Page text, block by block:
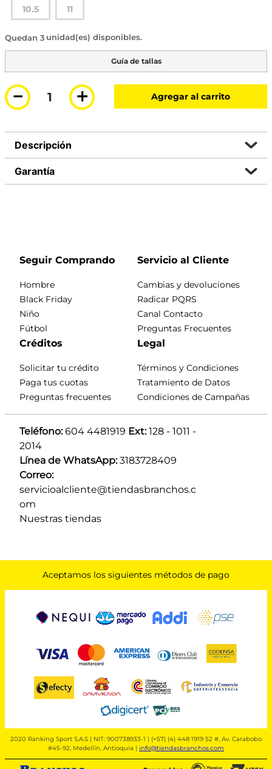
10.5 11
3 disponibles
Guía de tallas
＋
－ Agregar al carrito
Descripción
Garantía
Seguir Comprando
Hombre
Black Friday
Niño
Fútbol
Servicio al Cliente
Cambias y devoluciones
Radicar PQRS
Canal Contacto
Preguntas Frecuentes
Créditos
Solicitar tu crédito
Paga tus cuotas
Preguntas frecuentes
Legal
Términos y Condiciones
Tratamiento de Datos
Condiciones de Campañas
Teléfono: 604 4481919 Ext: 128 - 1011 -
2014
Línea de WhatsApp: 3183728409
Correo:
servicioalcliente@tiendasbranchos.c
om
Nuestras tiendas
Aceptamos los siguientes métodos de pago
2020 Ranking Sport S.A.S | NIT: 900738933-1 | (+57) (4) 448 1919 52 #, Av. Carabobo
#45-92, Medellín, Antioquia | info@tiendasbranchos.com